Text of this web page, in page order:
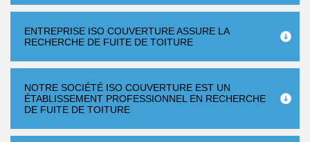
ENTREPRISE ISO COUVERTURE ASSURE LA
RECHERCHE DE FUITE DE TOITURE
NOTRE SOCIÉTÉ ISO COUVERTURE EST UN
ÉTABLISSEMENT PROFESSIONNEL EN RECHERCHE
DE FUITE DE TOITURE